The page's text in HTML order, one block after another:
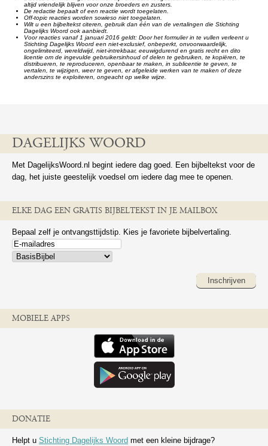
altijd vriendelijk blijven voor onze broeders en zusters.
De redactie bepaalt of een reactie wordt toegelaten.
Off-topic reacties worden sowieso niet toegelaten.
Wilt u een bijbeltekst citeren, gebruik dan één van de vertalingen die Stichting
Dagelijks Woord ook aanbiedt.
Voor reacties vanaf 1 januari 2016 geldt: Door het formulier in te vullen verleent u
Stichting Dagelijks Woord een niet-exclusief, onbeperkt, onvoorwaardelijk,
ongelimiteerd, wereldwijd, niet-intrekbaar, eeuwigdurend en gratis recht en dito
licentie om de ingevulde gebruikersinhoud of delen te gebruiken, te kopiëren, te
distribueren, te reproduceren, openbaar te maken, in sublicentie te geven, te
vertalen, te wijzigen, weer te geven, er afgeleide werken van te maken of deze
anderszins te exploiteren, ongeacht op welke wijze.
DAGELIJKS WOORD
Met DagelijksWoord.nl begint iedere dag goed. Een bijbeltekst voor de
dag, het juiste geestelijk voedsel om iedere dag mee te openen.
ELKE DAG EEN GRATIS BIJBELTEKST IN JE MAILBOX
Bepaal zelf je ontvangsttijdstip. Kies je favoriete bijbelvertaling.
Inschrijven
MOBIELE APPS
DONATIE
Helpt u Stichting Dagelijks Woord met een kleine bijdrage?